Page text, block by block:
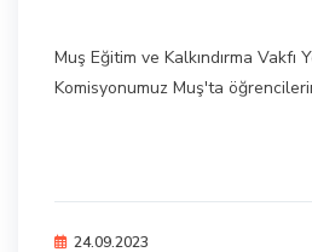
Muş Eğitim ve Kalkındırma Vakfı
Komisyonumuz Muş'ta
24.09.2023